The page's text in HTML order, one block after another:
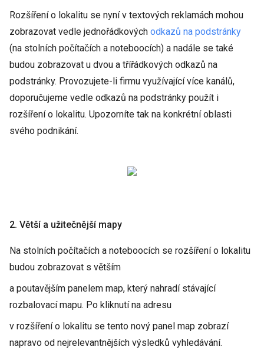
Rozšíření o lokalitu se nyní v textových reklamách mohou
zobrazovat vedle jednořádkových odkazů na podstránky
(na stolních počítačích a noteboocích) a nadále se také
budou zobrazovat u dvou a třířádkových odkazů na
podstránky. Provozujete-li firmu využívající více kanálů,
doporučujeme vedle odkazů na podstránky použít i
rozšíření o lokalitu. Upozorníte tak na konkrétní oblasti
svého podnikání.
2. Větší a užitečnější mapy
Na stolních počítačích a noteboocích se rozšíření o lokalitu
budou zobrazovat s větším
a poutavějším panelem map, který nahradí stávající
rozbalovací mapu. Po kliknutí na adresu
v rozšíření o lokalitu se tento nový panel map zobrazí
napravo od nejrelevantnějších výsledků vyhledávání.